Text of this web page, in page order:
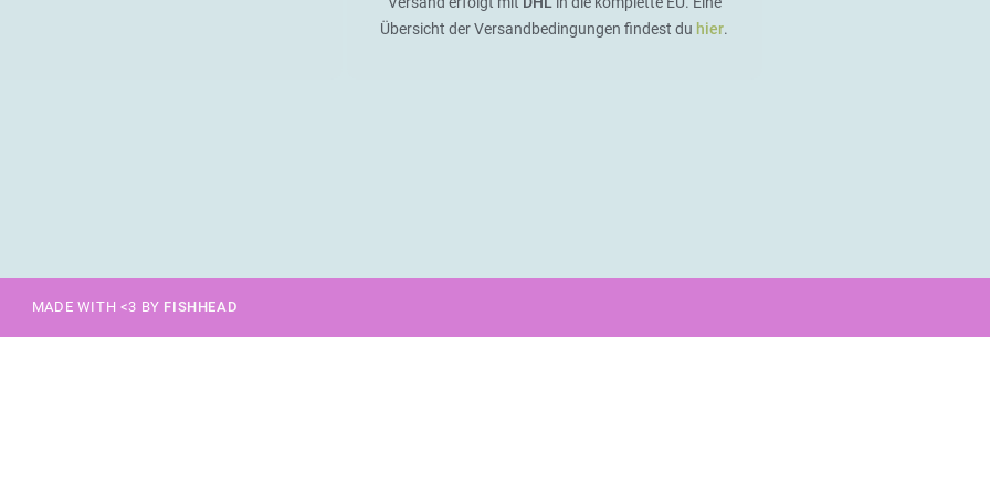
Übersicht der Versandbedingungen findest du hier.
MADE WITH <3 BY FISHHEAD